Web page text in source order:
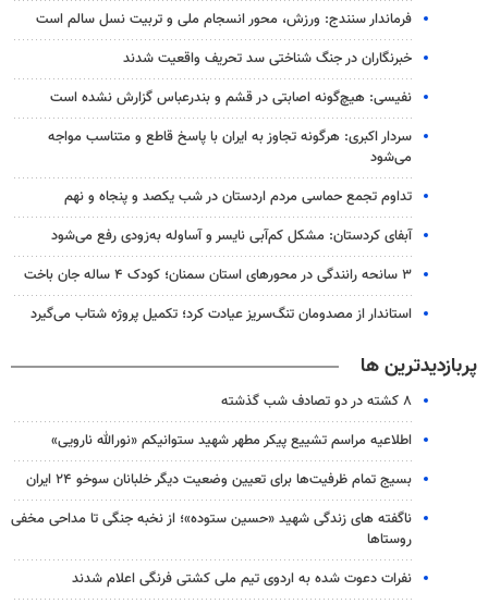
فرماندار سنندج: ورزش، محور انسجام ملی و تربیت نسل سالم است
خبرنگاران در جنگ شناختی سد تحریف واقعیت شدند
نفیسی: هیچ‌گونه اصابتی در قشم و بندرعباس گزارش نشده است
سردار اکبری: هرگونه تجاوز به ایران با پاسخ قاطع و متناسب مواجه
می‌شود
تداوم تجمع حماسی مردم اردستان در شب یکصد و پنجاه و نهم
آبفای کردستان: مشکل کم‌آبی نایسر و آساوله به‌زودی رفع می‌شود
۳ سانحه رانندگی در محورهای استان سمنان؛ کودک ۴ ساله جان باخت
استاندار از مصدومان تنگ‌سریز عیادت کرد؛ تکمیل پروژه شتاب می‌گیرد
پربازدیدترین ها
۸ کشته در دو تصادف شب گذشته
اطلاعیه مراسم تشییع پیکر مطهر شهید ستوانیکم «نورالله نارویی»
بسیج تمام ظرفیت‌ها برای تعیین وضعیت دیگر خلبانان سوخو ۲۴ ایران
ناگفته های زندگی شهید «حسین ستوده»؛ از نخبه جنگی تا مداحی مخفی
روستاها
نفرات دعوت شده به اردوی تیم ملی کشتی فرنگی اعلام شدند